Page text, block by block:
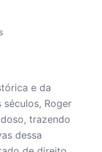
e da
Roger
trazendo
dessa